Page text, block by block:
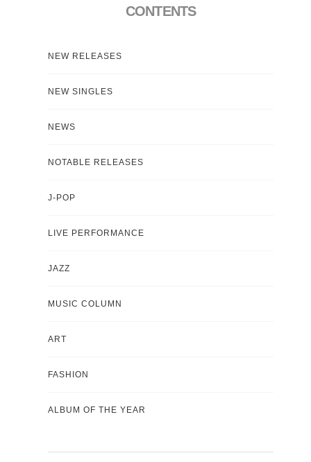
CONTENTS
NEW RELEASES
NEW SINGLES
NEWS
NOTABLE RELEASES
J-POP
LIVE PERFORMANCE
JAZZ
MUSIC COLUMN
ART
FASHION
ALBUM OF THE YEAR